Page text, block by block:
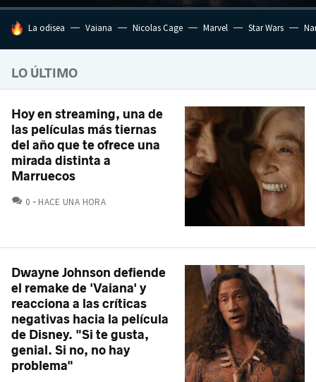
HOY SE HABLA DE
La odisea Vaiana Nicolas Cage Marvel Star Wars
LO ÚLTIMO
Hoy en streaming, una de
las películas más tiernas
del año que te ofrece una
mirada distinta a
Marruecos
0 COMENTARIOS
HACE UNA HORA
Dwayne Johnson defiende
el remake de 'Vaiana' y
reacciona a las críticas
negativas hacia la película
de Disney. "Si te gusta,
genial. Si no, no hay
problema"